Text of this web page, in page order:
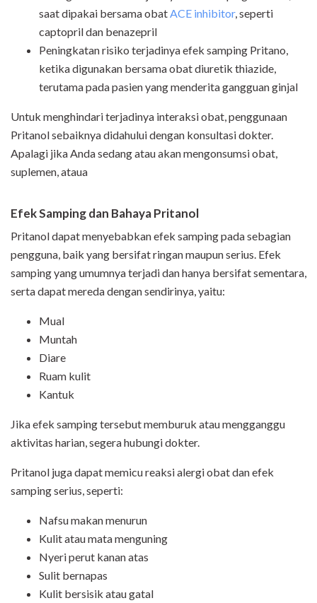
saat dipakai bersama obatACE inhibitor, seperti
captopril dan benazepril
Peningkatan risiko terjadinya efek samping Pritano,
ketika digunakan bersama obat diuretik thiazide,
terutama pada pasien yang menderita gangguan ginjal
Untuk menghindari terjadinya interaksi obat, penggunaan
Pritanol sebaiknya didahului dengan konsultasi dokter.
Apalagi jika Anda sedang atau akan mengonsumsi obat,
suplemen, ataua
Efek Samping dan Bahaya Pritanol
Pritanol dapat menyebabkan efek samping pada sebagian
pengguna, baik yang bersifat ringan maupun serius. Efek
samping yang umumnya terjadi dan hanya bersifat sementara,
serta dapat mereda dengan sendirinya, yaitu:
Mual
Muntah
Diare
Ruam kulit
Kantuk
Jika efek samping tersebut memburuk atau mengganggu
aktivitas harian, segera hubungi dokter.
Pritanol juga dapat memicu reaksi alergi obat dan efek
samping serius, seperti:
Nafsu makan menurun
Kulit atau mata menguning
Nyeri perut kanan atas
Sulit bernapas
Kulit bersisik atau gatal